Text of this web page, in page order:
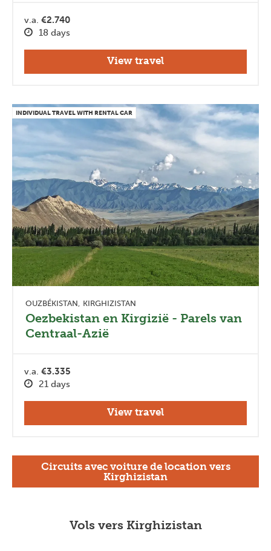
v.a. €2.740
18 days
View travel
INDIVIDUAL TRAVEL WITH RENTAL CAR
OUZBÉKISTAN KIRGHIZISTAN
Oezbekistan en Kirgizië - Parels van
Centraal-Azië
v.a. €3.335
21 days
View travel
Circuits avec voiture de location vers
Kirghizistan
Vols vers Kirghizistan